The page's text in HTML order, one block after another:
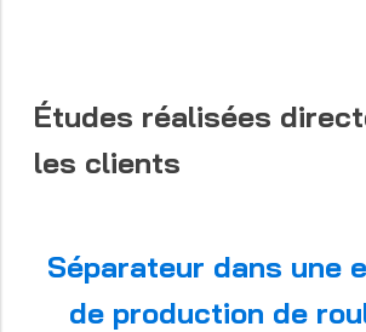
Études réalisées
les clients
Séparateur dans une
de production de